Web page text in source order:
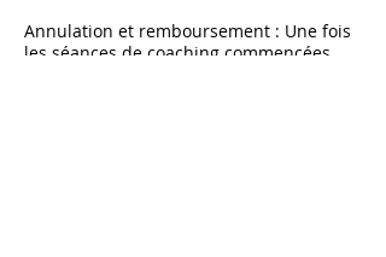
Annulation et remboursement : Une fois
les séances de coaching commencées,